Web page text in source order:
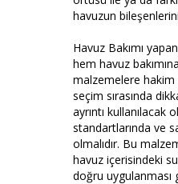
havuzun
Havuz Bakımı
hem havuz
malzemelere hakim
seçim sırasında
ayrıntı kullanılacak
standartlarında ve
olmalıdır. Bu
havuz içerisindeki
doğru uygulanması